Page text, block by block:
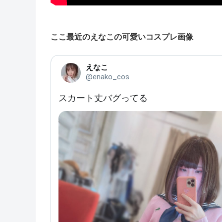
ここ最近のえなこの可愛いコスプレ画像
えなこ
@enako_cos
スカート丈バグってる